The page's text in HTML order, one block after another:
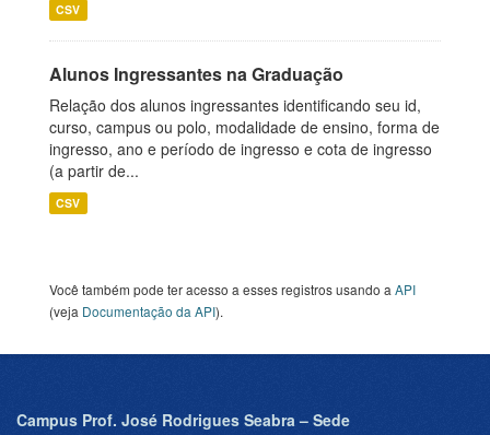
CSV
Alunos Ingressantes na Graduação
Relação dos alunos ingressantes identificando seu id,
curso, campus ou polo, modalidade de ensino, forma de
ingresso, ano e período de ingresso e cota de ingresso
(a partir de...
CSV
Você também pode ter acesso a esses registros usando a API
(veja Documentação da API).
Campus Prof. José Rodrigues Seabra – Sede